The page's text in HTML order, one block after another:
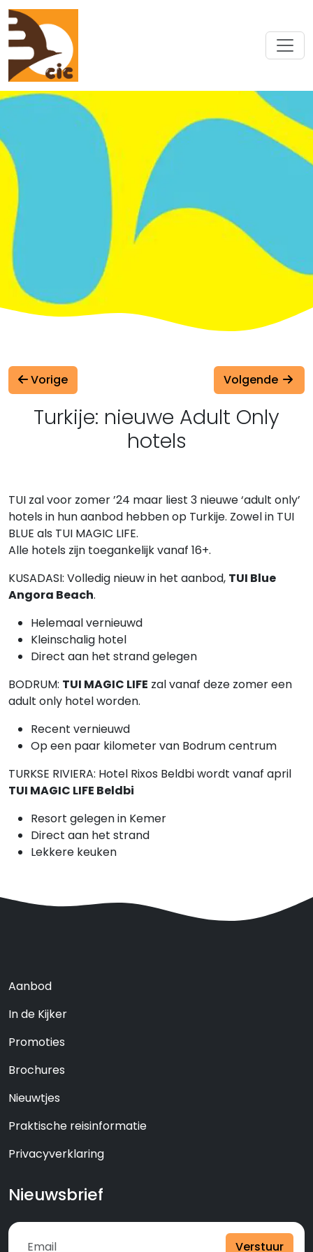
Vorige
Turkije: nieuwe Adult Only
hotels
Volgende
TUI zal voor zomer ’24 maar liest 3 nieuwe ‘adult only’
hotels in hun aanbod hebben op Turkije. Zowel in TUI
BLUE als TUI MAGIC LIFE.
Alle hotels zijn toegankelijk vanaf 16+.
KUSADASI: Volledig nieuw in het aanbod, TUI Blue
Angora Beach.
Helemaal vernieuwd
Kleinschalig hotel
Direct aan het strand gelegen
BODRUM: TUI MAGIC LIFE zal vanaf deze zomer een
adult only hotel worden.
Recent vernieuwd
Op een paar kilometer van Bodrum centrum
TURKSE RIVIERA: Hotel Rixos Beldbi wordt vanaf april
TUI MAGIC LIFE Beldbi
Resort gelegen in Kemer
Direct aan het strand
Lekkere keuken
Aanbod
In de Kijker
Promoties
Brochures
Nieuwtjes
Praktische reisinformatie
Privacyverklaring
Nieuwsbrief
Verstuur